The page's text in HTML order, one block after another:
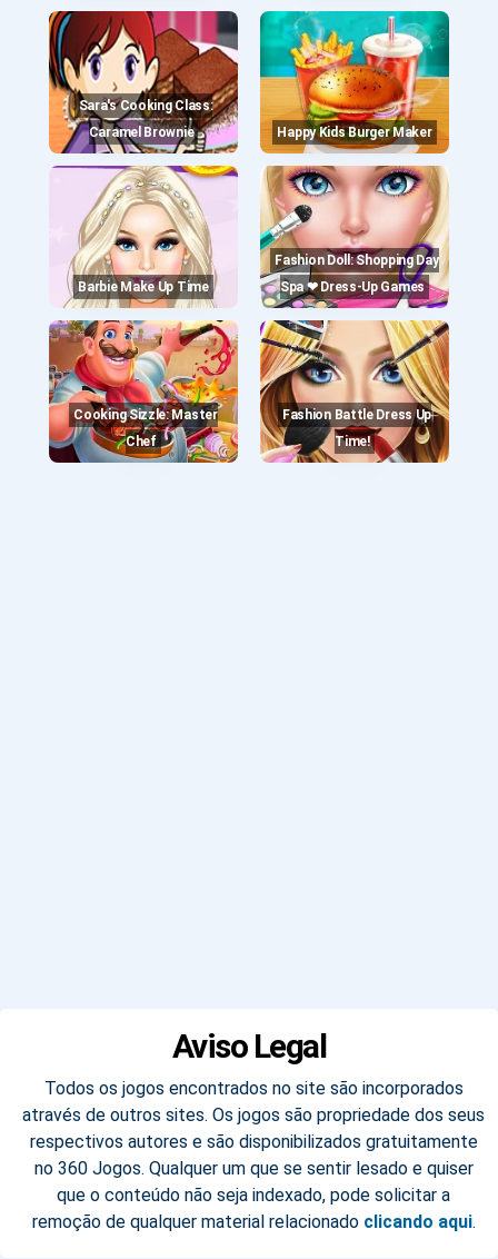
Sara's Cooking Class:
Caramel Brownie
Happy Kids Burger Maker
Barbie Make Up Time
Fashion Doll: Shopping Day
Spa ❤ Dress-Up Games
Cooking Sizzle: Master
Chef
Fashion Battle Dress Up
Time!
Aviso Legal
Todos os jogos encontrados no site são incorporados
através de outros sites. Os jogos são propriedade dos seus
respectivos autores e são disponibilizados gratuitamente
no 360 Jogos. Qualquer um que se sentir lesado e quiser
que o conteúdo não seja indexado, pode solicitar a
remoção de qualquer material relacionado clicando aqui.